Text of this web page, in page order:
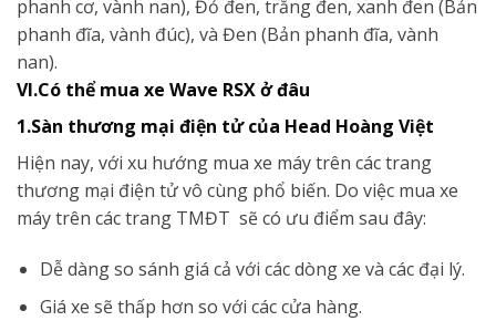
phanh cơ, vành nan), Đỏ đen, trắng đen, xanh đen (Bản
phanh đĩa, vành đúc), và Đen (Bản phanh đĩa, vành
nan).
VI.Có thể mua xe Wave RSX ở đâu
1.Sàn thương mại điện tử của Head Hoàng Việt
Hiện nay, với xu hướng mua xe máy trên các trang
thương mại điện tử vô cùng phổ biến. Do việc mua xe
máy trên các trang TMĐT sẽ có ưu điểm sau đây:
Dễ dàng so sánh giá cả với các dòng xe và các đại lý.
Giá xe sẽ thấp hơn so với các cửa hàng.